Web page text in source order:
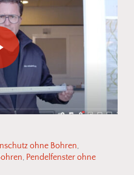
ohne Bohren,
, Pendelfenster ohne